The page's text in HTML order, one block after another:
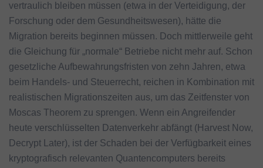
vertraulich bleiben müssen (etwa in der Verteidigung, der
Forschung oder dem Gesundheitswesen), hätte die
Migration bereits beginnen müssen. Doch mittlerweile geht
die Gleichung für „normale“ Betriebe nicht mehr auf. Schon
gesetzliche Aufbewahrungsfristen von zehn Jahren, etwa
beim Handels- und Steuerrecht, reichen in Kombination mit
realistischen Migrationszeiten aus, um das Zeitfenster von
Moscas Theorem zu sprengen. Wenn ein Angreifender
heute verschlüsselten Datenverkehr abfängt (Harvest Now,
Decrypt Later), ist der Schaden bei der Verfügbarkeit eines
kryptografisch relevanten Quantencomputers bereits